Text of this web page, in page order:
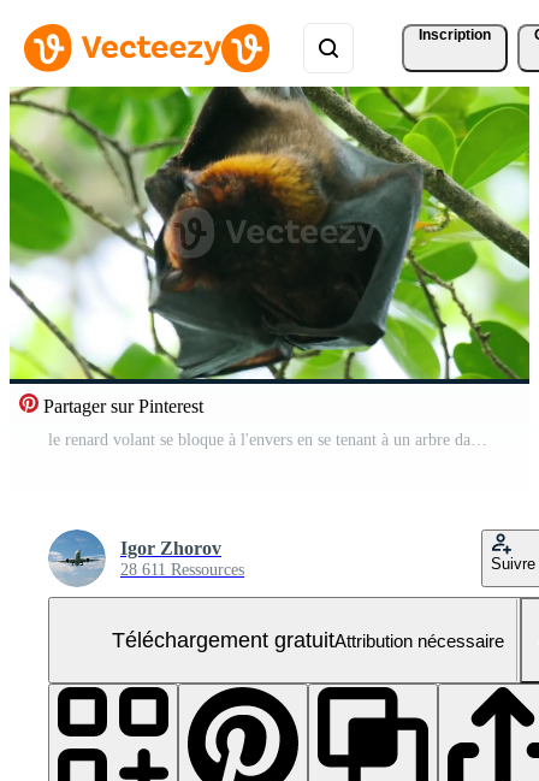
Inscription
Partager sur Pinterest
le renard volant se bloque à l'envers en se tenant à un arbre dans son habitat habituel dans une forêt avec des plantes vertes Vidéo Gratuite
Igor Zhorov
28 611 Ressources Suivre
Téléchargement gratuitAttribution nécessaire